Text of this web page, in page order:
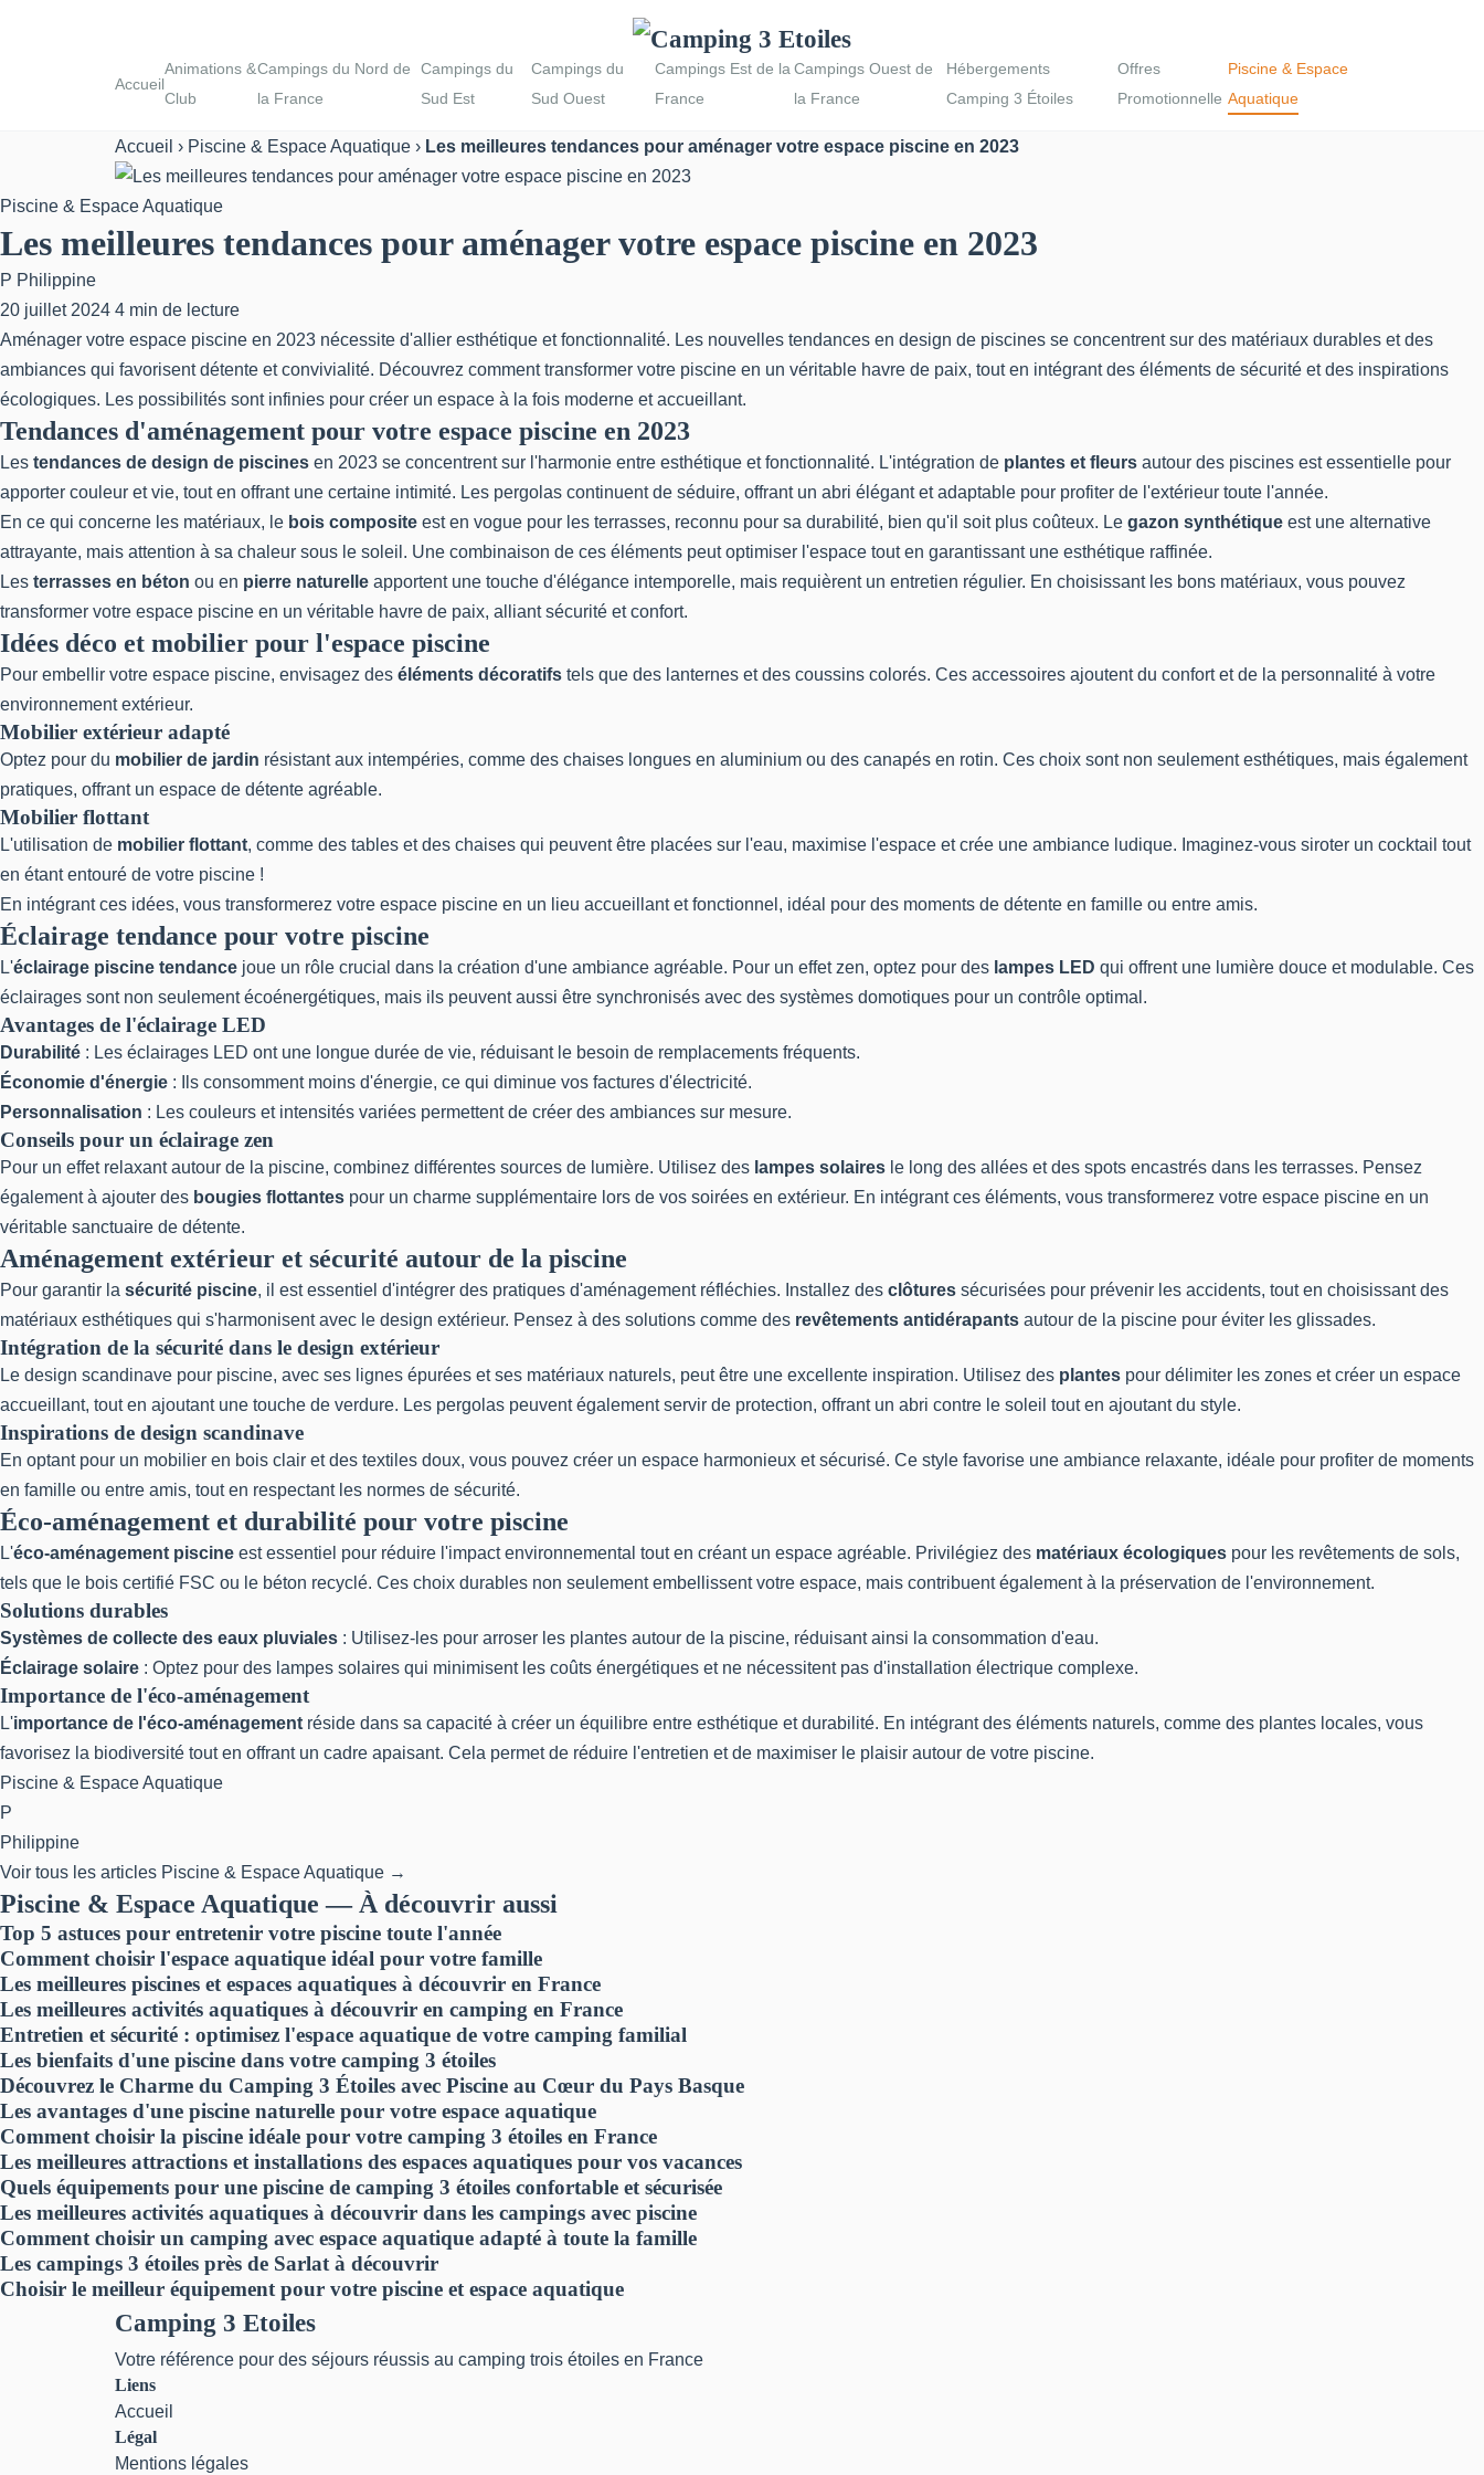
Accueil
Animations &
Club
Campings du Nord de
la France
Campings du
Sud Est
Campings du
Sud Ouest
Campings Est de la
France
Campings Ouest de
la France
Hébergements
Camping 3 Étoiles
Offres
Promotionnelle
Piscine & Espace
Aquatique
Accueil › Piscine & Espace Aquatique › Les meilleures tendances pour aménager votre espace piscine en 2023
Piscine & Espace Aquatique
Les meilleures tendances pour aménager votre espace piscine en 2023
P Philippine
20 juillet 2024 4 min de lecture
Aménager votre espace piscine en 2023 nécessite d'allier esthétique et fonctionnalité. Les nouvelles tendances en design de piscines se concentrent sur des matériaux durables et des
ambiances qui favorisent détente et convivialité. Découvrez comment transformer votre piscine en un véritable havre de paix, tout en intégrant des éléments de sécurité et des inspirations
écologiques. Les possibilités sont infinies pour créer un espace à la fois moderne et accueillant.
Tendances d'aménagement pour votre espace piscine en 2023
Les tendances de design de piscines en 2023 se concentrent sur l'harmonie entre esthétique et fonctionnalité. L'intégration de plantes et fleurs autour des piscines est essentielle pour
apporter couleur et vie, tout en offrant une certaine intimité. Les pergolas continuent de séduire, offrant un abri élégant et adaptable pour profiter de l'extérieur toute l'année.
En ce qui concerne les matériaux, le bois composite est en vogue pour les terrasses, reconnu pour sa durabilité, bien qu'il soit plus coûteux. Le gazon synthétique est une alternative
attrayante, mais attention à sa chaleur sous le soleil. Une combinaison de ces éléments peut optimiser l'espace tout en garantissant une esthétique raffinée.
Les terrasses en béton ou en pierre naturelle apportent une touche d'élégance intemporelle, mais requièrent un entretien régulier. En choisissant les bons matériaux, vous pouvez
transformer votre espace piscine en un véritable havre de paix, alliant sécurité et confort.
Idées déco et mobilier pour l'espace piscine
Pour embellir votre espace piscine, envisagez des éléments décoratifs tels que des lanternes et des coussins colorés. Ces accessoires ajoutent du confort et de la personnalité à votre
environnement extérieur.
Mobilier extérieur adapté
Optez pour du mobilier de jardin résistant aux intempéries, comme des chaises longues en aluminium ou des canapés en rotin. Ces choix sont non seulement esthétiques, mais également
pratiques, offrant un espace de détente agréable.
Mobilier flottant
L'utilisation de mobilier flottant, comme des tables et des chaises qui peuvent être placées sur l'eau, maximise l'espace et crée une ambiance ludique. Imaginez-vous siroter un cocktail tout
en étant entouré de votre piscine !
En intégrant ces idées, vous transformerez votre espace piscine en un lieu accueillant et fonctionnel, idéal pour des moments de détente en famille ou entre amis.
Éclairage tendance pour votre piscine
L'éclairage piscine tendance joue un rôle crucial dans la création d'une ambiance agréable. Pour un effet zen, optez pour des lampes LED qui offrent une lumière douce et modulable. Ces
éclairages sont non seulement écoénergétiques, mais ils peuvent aussi être synchronisés avec des systèmes domotiques pour un contrôle optimal.
Avantages de l'éclairage LED
Durabilité : Les éclairages LED ont une longue durée de vie, réduisant le besoin de remplacements fréquents.
Économie d'énergie : Ils consomment moins d'énergie, ce qui diminue vos factures d'électricité.
Personnalisation : Les couleurs et intensités variées permettent de créer des ambiances sur mesure.
Conseils pour un éclairage zen
Pour un effet relaxant autour de la piscine, combinez différentes sources de lumière. Utilisez des lampes solaires le long des allées et des spots encastrés dans les terrasses. Pensez
également à ajouter des bougies flottantes pour un charme supplémentaire lors de vos soirées en extérieur. En intégrant ces éléments, vous transformerez votre espace piscine en un
véritable sanctuaire de détente.
Aménagement extérieur et sécurité autour de la piscine
Pour garantir la sécurité piscine, il est essentiel d'intégrer des pratiques d'aménagement réfléchies. Installez des clôtures sécurisées pour prévenir les accidents, tout en choisissant des
matériaux esthétiques qui s'harmonisent avec le design extérieur. Pensez à des solutions comme des revêtements antidérapants autour de la piscine pour éviter les glissades.
Intégration de la sécurité dans le design extérieur
Le design scandinave pour piscine, avec ses lignes épurées et ses matériaux naturels, peut être une excellente inspiration. Utilisez des plantes pour délimiter les zones et créer un espace
accueillant, tout en ajoutant une touche de verdure. Les pergolas peuvent également servir de protection, offrant un abri contre le soleil tout en ajoutant du style.
Inspirations de design scandinave
En optant pour un mobilier en bois clair et des textiles doux, vous pouvez créer un espace harmonieux et sécurisé. Ce style favorise une ambiance relaxante, idéale pour profiter de moments
en famille ou entre amis, tout en respectant les normes de sécurité.
Éco-aménagement et durabilité pour votre piscine
L'éco-aménagement piscine est essentiel pour réduire l'impact environnemental tout en créant un espace agréable. Privilégiez des matériaux écologiques pour les revêtements de sols,
tels que le bois certifié FSC ou le béton recyclé. Ces choix durables non seulement embellissent votre espace, mais contribuent également à la préservation de l'environnement.
Solutions durables
Systèmes de collecte des eaux pluviales : Utilisez-les pour arroser les plantes autour de la piscine, réduisant ainsi la consommation d'eau.
Éclairage solaire : Optez pour des lampes solaires qui minimisent les coûts énergétiques et ne nécessitent pas d'installation électrique complexe.
Importance de l'éco-aménagement
L'importance de l'éco-aménagement réside dans sa capacité à créer un équilibre entre esthétique et durabilité. En intégrant des éléments naturels, comme des plantes locales, vous
favorisez la biodiversité tout en offrant un cadre apaisant. Cela permet de réduire l'entretien et de maximiser le plaisir autour de votre piscine.
Piscine & Espace Aquatique
P
Philippine
Voir tous les articles Piscine & Espace Aquatique →
Piscine & Espace Aquatique — À découvrir aussi
Top 5 astuces pour entretenir votre piscine toute l'année
Comment choisir l'espace aquatique idéal pour votre famille
Les meilleures piscines et espaces aquatiques à découvrir en France
Les meilleures activités aquatiques à découvrir en camping en France
Entretien et sécurité : optimisez l'espace aquatique de votre camping familial
Les bienfaits d'une piscine dans votre camping 3 étoiles
Découvrez le Charme du Camping 3 Étoiles avec Piscine au Cœur du Pays Basque
Les avantages d'une piscine naturelle pour votre espace aquatique
Comment choisir la piscine idéale pour votre camping 3 étoiles en France
Les meilleures attractions et installations des espaces aquatiques pour vos vacances
Quels équipements pour une piscine de camping 3 étoiles confortable et sécurisée
Les meilleures activités aquatiques à découvrir dans les campings avec piscine
Comment choisir un camping avec espace aquatique adapté à toute la famille
Les campings 3 étoiles près de Sarlat à découvrir
Choisir le meilleur équipement pour votre piscine et espace aquatique
Camping 3 Etoiles
Votre référence pour des séjours réussis au camping trois étoiles en France
Liens
Accueil
Légal
Mentions légales